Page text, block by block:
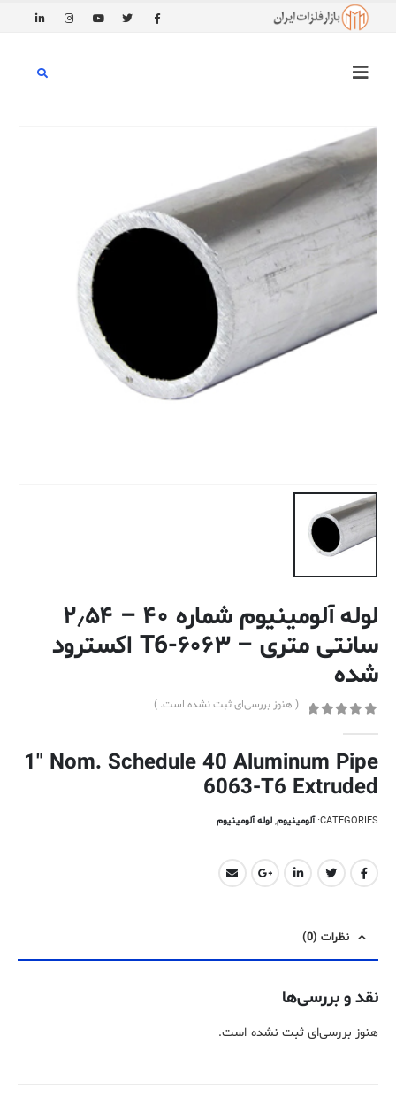
لوله آلومینیوم شماره ۴۰ – ۲٫۵۴
سانتی متری – ۶۰۶۳-T6 اکسترود
شده
( هنوز بررسی‌ای ثبت نشده است. )
1″ Nom. Schedule 40 Aluminum Pipe
6063-T6 Extruded
CATEGORIES: آلومینیوم, لوله آلومینیوم
نظرات (0)
نقد و بررسی‌ها
هنوز بررسی‌ای ثبت نشده است.